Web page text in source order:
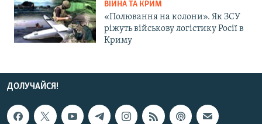
ВІЙНА ТА КРИМ
«Полювання на колони». Як ЗСУ
ріжуть військову логістику Росії в
Криму
ДОЛУЧАЙСЯ!